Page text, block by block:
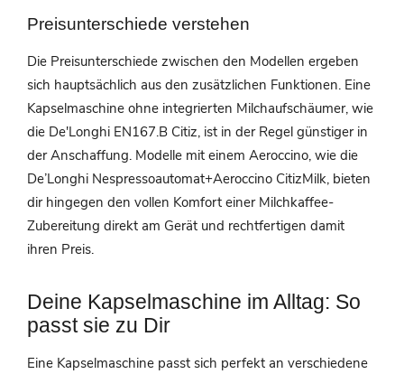
Preisunterschiede verstehen
Die Preisunterschiede zwischen den Modellen ergeben
sich hauptsächlich aus den zusätzlichen Funktionen. Eine
Kapselmaschine ohne integrierten Milchaufschäumer, wie
die De'Longhi EN167.B Citiz, ist in der Regel günstiger in
der Anschaffung. Modelle mit einem Aeroccino, wie die
De’Longhi Nespressoautomat+Aeroccino CitizMilk, bieten
dir hingegen den vollen Komfort einer Milchkaffee-
Zubereitung direkt am Gerät und rechtfertigen damit
ihren Preis.
Deine Kapselmaschine im Alltag: So
passt sie zu Dir
Eine Kapselmaschine passt sich perfekt an verschiedene